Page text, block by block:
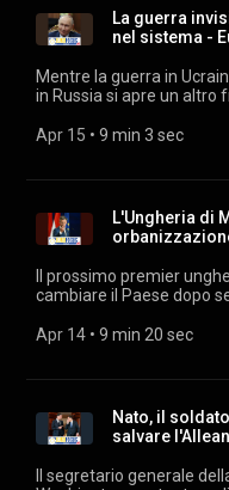
industriali italiani
imprese. Ascolta "Eurofocus" ogni giorno su
podcast.adnkronos.com
(https://
le piattaforme di streaming. Estratti audio: archivio
Adnkronos. Musiche su
La guerra
nel sistema -
Mentre la guerra in
in Russia si apre un
cavi, server e algoritmi. È
ogni giorno su
(https://
le piattaforme di streaming. Estratti audio: archivio
Adnkronos. Musiche su
Apr 15 • 9 min 3 sec
L'Ungheria di
Il prossimo premier
cambiare il Paese dopo
politiche alla John Cabot
le piattaforme di streaming. Estratti audio: archivio
Adnkronos. Musiche su
Apr 14 • 9 min 20 sec
Nato, il
salvare
Il segretario generale